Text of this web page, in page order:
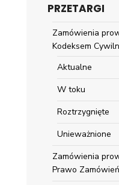
PRZETARGI
Zamówienia
Kodeksem
Aktualne
W toku
Roztrzygnięte
Unieważnione
Zamówienia
Prawo